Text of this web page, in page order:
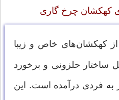
کهکشان چرخ گاری
کهکشان‌های خاص و زیبا
ساختار حلزونی و برخورد
فردی درآمده است. این